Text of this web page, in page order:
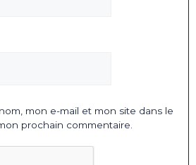
mon e-mail et mon site dans le
prochain commentaire.